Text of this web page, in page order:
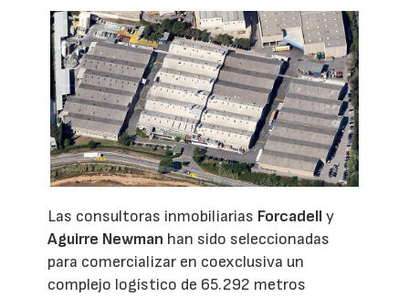
Las consultoras inmobiliarias Forcadelly
Aguirre Newman han sido seleccionadas
para comercializar en coexclusiva un
complejo logístico de 65.292 metros